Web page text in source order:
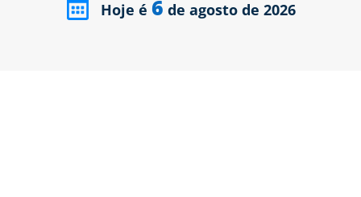
Hoje é 6 de agosto de 2026